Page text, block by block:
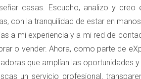
EN LA VALORACIÓN
considerar múltiples factores:
como escuelas, transporte
casas. Escucho, analizo y creo
con la tranquilidad de estar en
a mi experiencia y a mi red de
o vender. Ahora, como parte de
que amplían las oportunidades
un servicio profesional,